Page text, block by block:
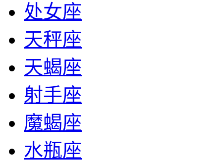
处女座
天秤座
天蝎座
射手座
魔蝎座
水瓶座